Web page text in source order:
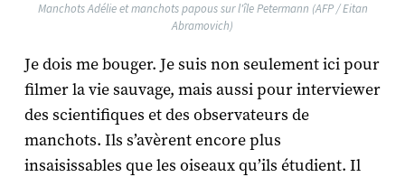
Manchots Adélie et manchots papous sur l'île Petermann (AFP / Eitan
Abramovich)
Je dois me bouger. Je suis non seulement ici pour
filmer la vie sauvage, mais aussi pour interviewer
des scientifiques et des observateurs de
manchots. Ils s’avèrent encore plus
insaisissables que les oiseaux qu’ils étudient. Il